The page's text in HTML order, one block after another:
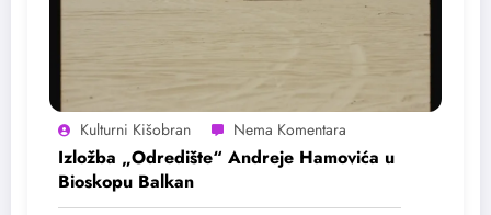
Kulturni Kišobran
Izložba „Odredište“ Andreje Hamovića u
Bioskopu Balkan